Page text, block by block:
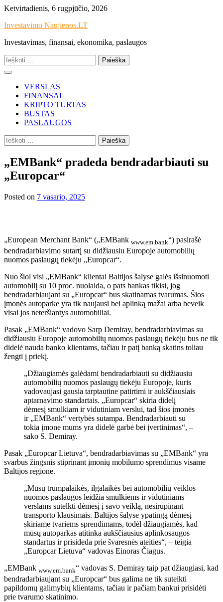
Skip
content
Ketvirtadienis, 6 rugpjūčio, 2026
Investavimo Naujienos.LT
Investavimas, finansai, ekonomika, paslaugos
Ieškoti:
VERSLAS
FINANSAI
KRIPTO TURTAS
BŪSTAS
PASLAUGOS
Ieškoti:
„EMBank“ pradeda bendradarbiauti su
„Europcar“
Posted on 7 vasario, 2025
„European Merchant Bank“ („EMBank www.em.bank“) pasirašė
bendradarbiavimo sutartį su didžiausiu Europoje automobilių
nuomos paslaugų tiekėju „Europcar“.
Nuo šiol visi „EMBank“ klientai Baltijos šalyse galės išsinuomoti
automobilį su 10 proc. nuolaida, o pats bankas tikisi, jog
bendradarbiaujant su „Europcar“ bus skatinamas tvarumas. Šios
įmonės autoparke yra tik naujausi bei aplinką mažai arba beveik
visai jos neteršiantys automobiliai.
Pasak „EMBank“ vadovo Sarp Demiray, bendradarbiavimas su
didžiausiu Europoje automobilių nuomos paslaugų tiekėju bus ne tik
didelė nauda banko klientams, tačiau ir patį banką skatins toliau
žengti į priekį.
„Džiaugiamės galėdami bendradarbiauti su didžiausiu
automobilių nuomos paslaugų tiekėju Europoje, kuris
vadovaujasi gausia tarptautine patirtimi ir aukščiausiais
aptarnavimo standartais. „Europcar“ skiria didelį
dėmesį smulkiam ir vidutiniam verslui, tad šios įmonės
ir „EMBank“ vertybės sutampa. Bendradarbiauti su
tokia įmone mums yra didelė garbė bei įvertinimas“, –
sako S. Demiray.
Pasak „Europcar Lietuva“, bendradarbiavimas su „EMBank“ yra
svarbus žingsnis stiprinant įmonių mobilumo sprendimus visame
Baltijos regione.
„Mūsų trumpalaikės, ilgalaikės bei automobilių veiklos
nuomos paslaugos leidžia smulkiems ir vidutiniams
verslams sutelkti dėmesį į savo veiklą, nesirūpinant
transporto klausimais. Baltijos šalyse ypatingą dėmesį
skiriame tvariems sprendimams, todėl džiaugiamės, kad
mūsų autoparkas atitinka aukščiausius aplinkosaugos
standartus ir prisideda prie švaresnės ateities“, – teigia
„Europcar Lietuva“ vadovas Einoras Čiagus.
„EMBank www.em.bank“ vadovas S. Demiray taip pat džiaugiasi, kad
bendradarbiaujant su „Europcar“ bus galima ne tik suteikti
papildomų galimybių klientams, tačiau ir pačiam bankui prisidėti
prie tvarumo skatinimo.